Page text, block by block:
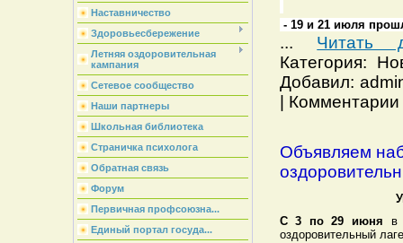
Наставничество
Здоровьесбережение
Летняя оздоровительная
кампания
Сетевое сообщество
Наши партнеры
Школьная библиотека
Страничка психолога
Обратная связь
Форум
Первичная профсоюзна...
Единый портал госуда...
- 19 и 21 июля
... Читать
Категория:
Добавил:
| Комментарии
Объявляем
С 3 по 29 июня в
оздоровительный